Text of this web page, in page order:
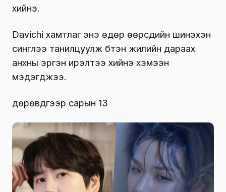
хийнэ.
Davichi хамтлаг энэ өдөр өөрсдийн шинэхэн
синглээ танилцуулж бүтэн жилийн дараах
анхны эргэн ирэлтээ хийнэ хэмээн
мэдэгджээ.
дөрөвдүгээр сарын 13